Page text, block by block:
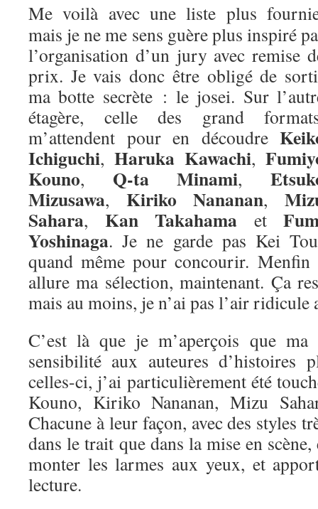
Me voilà avec une liste plus
mais je ne me sens guère plus inspiré
l’organisation d’un jury avec remise
prix. Je vais donc être obligé de
ma botte secrète : le josei. Sur
étagère, celle des grand
m’attendent pour en découdre
Ichiguchi, Haruka Kawachi,
Kouno, Q-ta Minami,
Mizusawa, Kiriko Nananan,
Sahara, Kan Takahama et
Yoshinaga. Je ne garde pas Kei
quand même pour concourir.
allure ma sélection, maintenant. Ça
mais au moins, je n’ai pas l’air ridicule
C’est là que je m’aperçois que
sensibilité aux auteures d’histoires
celles-ci, j’ai particulièrement été
Kouno, Kiriko Nananan, Mizu
Chacune à leur façon, avec des styles
dans le trait que dans la mise en
monter les larmes aux yeux, et
lecture.